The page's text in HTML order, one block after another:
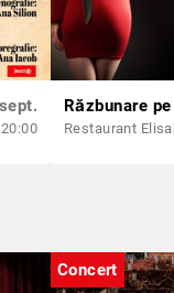
20:00
Răzbunare
Restaurant
Concert